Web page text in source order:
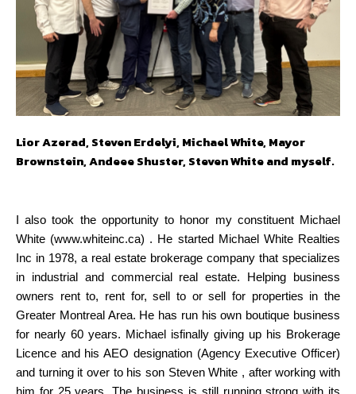
Lior Azerad, Steven Erdelyi, Michael White, Mayor
Brownstein, Andeee Shuster, Steven White and myself.
I also took the opportunity to honor my constituent Michael
White (www.whiteinc.ca) . He started Michael White Realties
Inc in 1978, a real estate brokerage company that specializes
in industrial and commercial real estate. Helping business
owners rent to, rent for, sell to or sell for properties in the
Greater Montreal Area. He has run his own boutique business
for nearly 60 years. Michael isfinally giving up his Brokerage
Licence and his AEO designation (Agency Executive Officer)
and turning it over to his son Steven White , after working with
him for 25 years. The business is still running strong with its